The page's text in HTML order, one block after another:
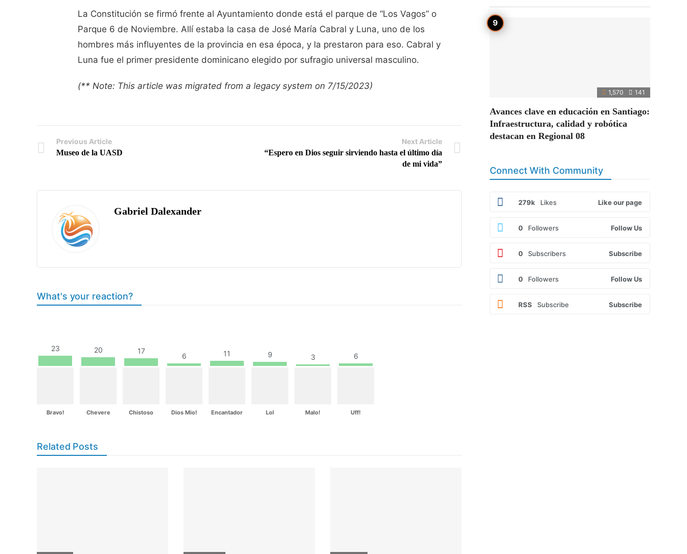
La Constitución se firmó frente al Ayuntamiento donde está el parque de “Los Vagos” o
Parque 6 de Noviembre. Allí estaba la casa de José María Cabral y Luna, uno de los
hombres más influyentes de la provincia en esa época, y la prestaron para eso. Cabral y
Luna fue el primer presidente dominicano elegido por sufragio universal masculino.
(** Note: This article was migrated from a legacy system on 7/15/2023)
Previous Article
Museo de la UASD
Next Article
“Espero en Dios seguir sirviendo hasta el último día
de mi vida”
Gabriel Dalexander
What's your reaction?
23
Bravo!
20
Chevere
17
Chistoso
6
Dios Mio!
11
Encantador
9
Lol
3
Malo!
6
Uff!
Related Posts
1,570 141
Avances clave en educación en Santiago:
Infraestructura, calidad y robótica
destacan en Regional 08
Connect With Community
279k Likes Like our page
0 Followers Follow Us
0 Subscribers Subscribe
0 Followers Follow Us
RSS Subscribe Subscribe